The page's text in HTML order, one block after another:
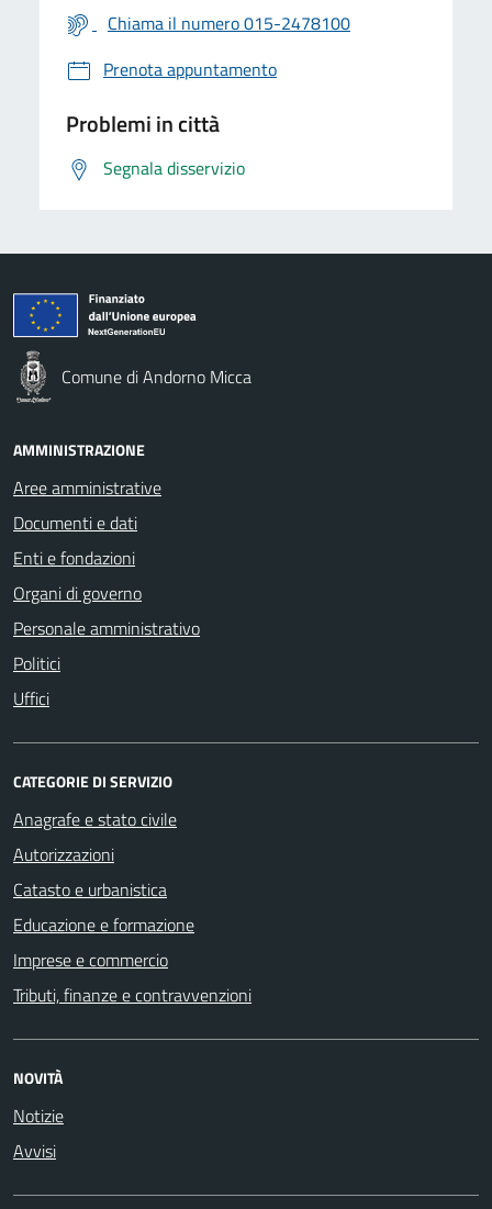
Chiama il numero 015-2478100
Prenota appuntamento
Problemi in città
Segnala disservizio
Comune di Andorno Micca
AMMINISTRAZIONE
Aree amministrative
Documenti e dati
Enti e fondazioni
Organi di governo
Personale amministrativo
Politici
Uffici
CATEGORIE DI SERVIZIO
Anagrafe e stato civile
Autorizzazioni
Catasto e urbanistica
Educazione e formazione
Imprese e commercio
Tributi, finanze e contravvenzioni
NOVITÀ
Notizie
Avvisi